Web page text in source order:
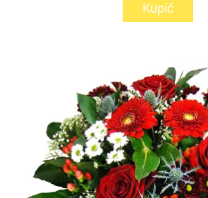
Kupić